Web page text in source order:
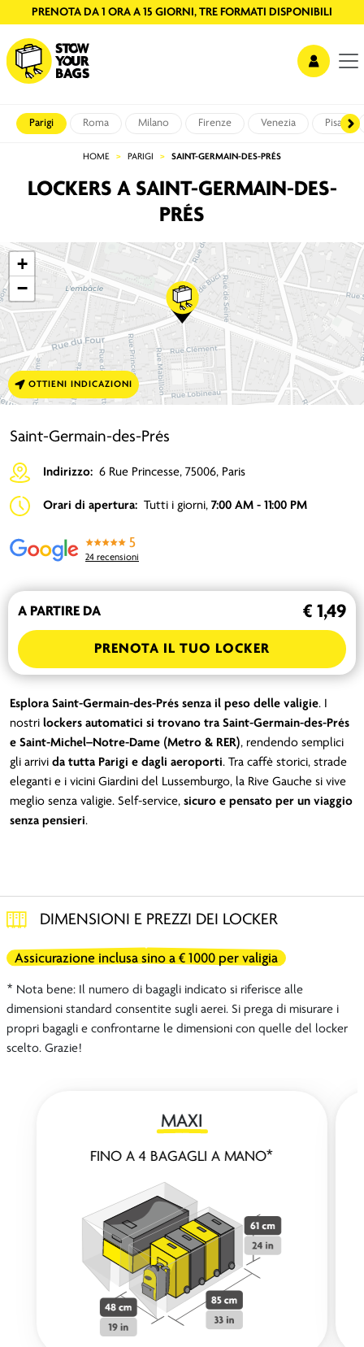
PRENOTA DA 1 ORA A 15 GIORNI, TRE FORMATI DISPONIBILI
Parigi Roma Milano Firenze Venezia Pisa
HOME PARIGI SAINT-GERMAIN-DES-PRÉS
LOCKERS A SAINT-GERMAIN-DES-
PRÉS
+
−
OTTIENI INDICAZIONI
Saint-Germain-des-Prés
Indirizzo: 6 Rue Princesse, 75006, Paris
Orari di apertura: Tutti i giorni, 7:00 AM - 11:00 PM
5
24 recensioni
A PARTIRE DA € 1,49
PRENOTA IL TUO LOCKER
Esplora Saint-Germain-des-Prés senza il peso delle valigie. I
nostri lockers automatici si trovano tra Saint-Germain-des-Prés
e Saint-Michel–Notre-Dame (Metro & RER), rendendo semplici
gli arrivi da tutta Parigi e dagli aeroporti. Tra caffè storici, strade
eleganti e i vicini Giardini del Lussemburgo, la Rive Gauche si vive
meglio senza valigie. Self-service, sicuro e pensato per un viaggio
senza pensieri.
DIMENSIONI E PREZZI DEI LOCKER
Assicurazione inclusa sino a € 1000 per valigia
* Nota bene: Il numero di bagagli indicato si riferisce alle
dimensioni standard consentite sugli aerei. Si prega di misurare i
propri bagagli e confrontarne le dimensioni con quelle del locker
scelto. Grazie!
MAXI
FINO A 4 BAGAGLI A MANO*